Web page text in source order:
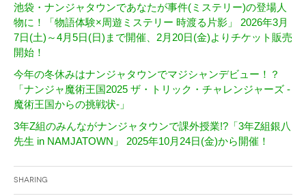
池袋・ナンジャタウンであなたが事件(ミステリー)の登場人
物に！「物語体験×周遊ミステリー 時渡る片影」 2026年3月
7日(土)～4月5日(日)まで開催、2月20日(金)よりチケット販売
開始！
今年の冬休みはナンジャタウンでマジシャンデビュー！？
「ナンジャ魔術王国2025 ザ・トリック・チャレンジャーズ -
魔術王国からの挑戦状-」
3年Z組のみんながナンジャタウンで課外授業!?「3年Z組銀八
先生 in NAMJATOWN」 2025年10月24日(金)から開催！
Sharing